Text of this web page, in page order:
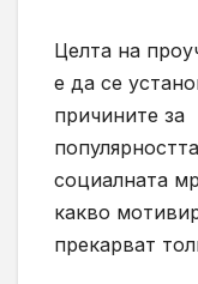
Целта на
е да се
причините за
социалната
какво
прекарват